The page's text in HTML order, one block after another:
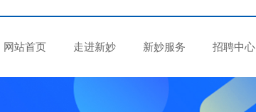
网站首页 走进新妙 新妙服务 招聘中心